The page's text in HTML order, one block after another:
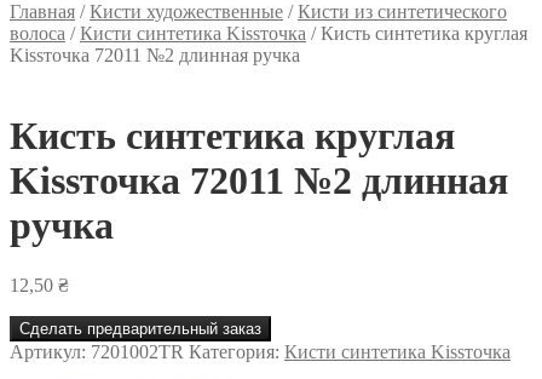
Главная /Кисти художественные /Кисти из синтетического
волоса /Кисти синтетика Kissточка /Кисть синтетика круглая
Kissточка 72011 №2 длинная ручка
Кисть синтетика круглая
Kissточка 72011 №2 длинная
ручка
12,50 ₴
Сделать предварительный заказ
Артикул: 7201002TR Категория: Кисти синтетика Kissточка